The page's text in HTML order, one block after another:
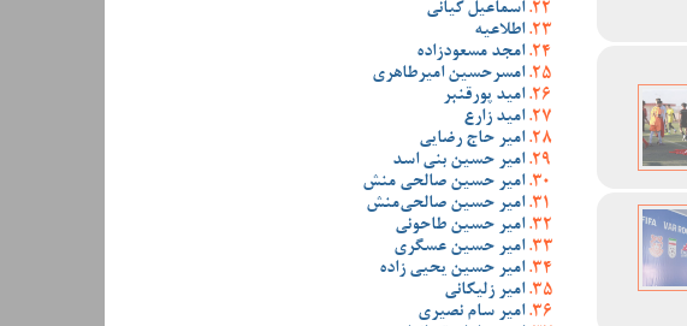
اسماعیل کیانی
اطلاعیه
امجد مسعودزاده
امسرحسین امیرطاهری
امید پورقنبر
امید زارع
امیر حاج رضایی
امیر حسین بنی اسد
امیر حسین صالحی منش
امیر حسین صالحی‌منش
امیر حسین طاحونی
امیر حسین عسگری
امیر حسین یحیی زاده
امیر زلیکانی
امیر سام نصیری